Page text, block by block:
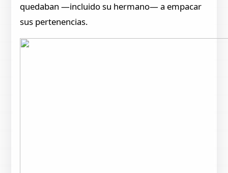
quedaban —incluido su hermano— a empacar
sus pertenencias.